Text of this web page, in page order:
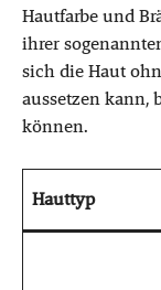
Hautfarbe und
ihrer
sich die Haut
aussetzen kann,
können.
Hauttyp